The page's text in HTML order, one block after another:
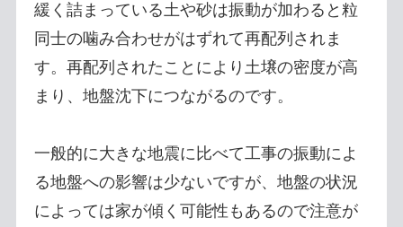
緩く詰まっている土や砂は振動が加わると粒
同士の噛み合わせがはずれて再配列されま
す。再配列されたことにより土壌の密度が高
まり、地盤沈下につながるのです。
一般的に大きな地震に比べて工事の振動によ
る地盤への影響は少ないですが、地盤の状況
によっては家が傾く可能性もあるので注意が